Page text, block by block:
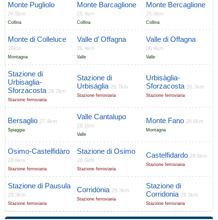
Monte Pugliolo
24.5km
Collina
Monte Barcaglione
25.4km
Collina
Monte Bercaglione
25.4km
Collina
Monte di Colleluce
26km
Montagna
Valle d’ Offagna
26.4km
Valle
Valle di Offagna
26.4km
Valle
Stazione di
Urbisaglia-
Sforzacosta 26.7km
Stazione ferroviaria
Stazione di
Urbiságlia 26.7km
Stazione ferroviaria
Urbisàglia-
Sforzacosta 26.7km
Stazione ferroviaria
Bersaglio 27.4km
Spiaggia
Valle Cantalupo
28.1km
Valle
Monte Fano 28.6km
Montagna
Osimo-Castelfidàro
28.6km
Stazione ferroviaria
Stazione di Osimo
28.6km
Stazione ferroviaria
Castelfidardo 28.6km
Stazione ferroviaria
Stazione di Pausula
29.3km
Stazione ferroviaria
Corridònia 29.3km
Stazione ferroviaria
Stazione di
Corridonia 29.3km
Stazione ferroviaria